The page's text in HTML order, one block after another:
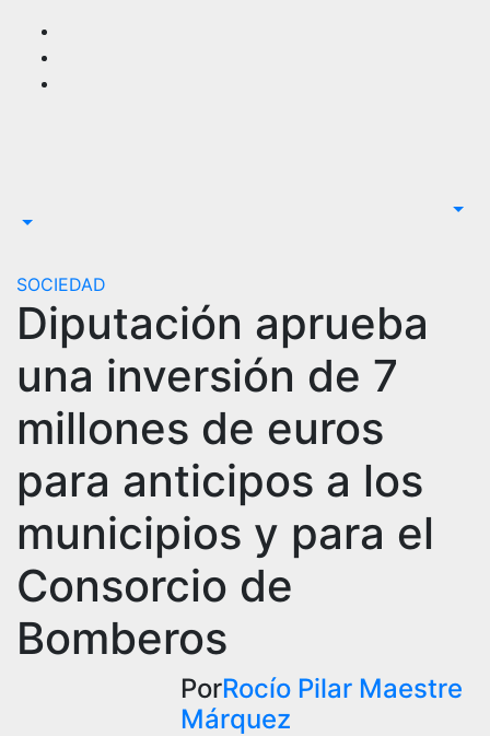
contenido
SOCIEDAD
Diputación aprueba
una inversión de 7
millones de euros
para anticipos a los
municipios y para el
Consorcio de
Bomberos
PorRocío Pilar Maestre
Márquez